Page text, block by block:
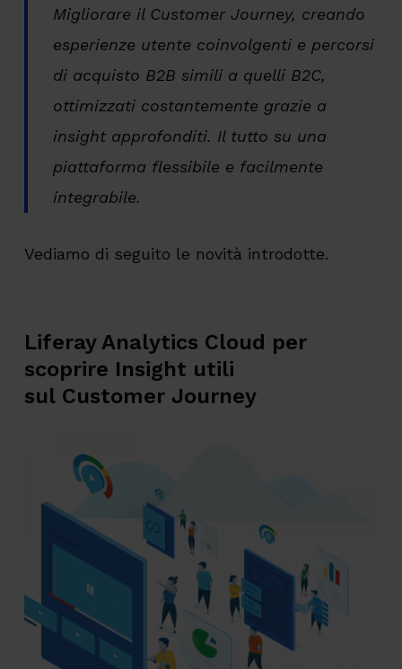
Migliorare il Customer Journey, creando
esperienze utente coinvolgenti e percorsi
di acquisto B2B simili a quelli B2C,
ottimizzati costantemente grazie a
insight approfonditi. Il tutto su una
piattaforma flessibile e facilmente
integrabile.
Vediamo di seguito le novità introdotte.
Liferay Analytics Cloud per
scoprire Insight utili
sulCustomer Journey